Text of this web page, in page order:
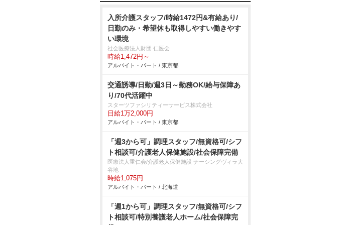
入所介護スタッフ/時給1472円&有給あり/
日勤のみ・希望休も取得しやすい働きやす
い環境
社会医療法人財団 仁医会
時給1,472円～
アルバイト・パート / 東京都
交通誘導/日勤/週3日～勤務OK/給与保障あ
り/70代活躍中
スターツファシリティーサービス株式会社
日給1万2,000円
アルバイト・パート / 東京都
「週3から可」調理スタッフ/無資格可/シフ
ト相談可/介護老人保健施設/社会保障完備
医療法人重仁会/介護老人保健施設 ナーシングヴィラ大
谷地
時給1,075円
アルバイト・パート / 北海道
「週1から可」調理スタッフ/無資格可/シフ
ト相談可/特別養護老人ホーム/社会保障完